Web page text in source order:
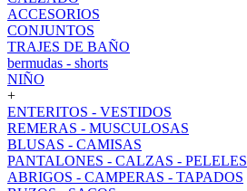
ACCESORIOS
CONJUNTOS
TRAJES DE BAÑO
bermudas - shorts
NIÑO
+
ENTERITOS - VESTIDOS
REMERAS - MUSCULOSAS
BLUSAS - CAMISAS
PANTALONES - CALZAS - PELELES
ABRIGOS - CAMPERAS - TAPADOS